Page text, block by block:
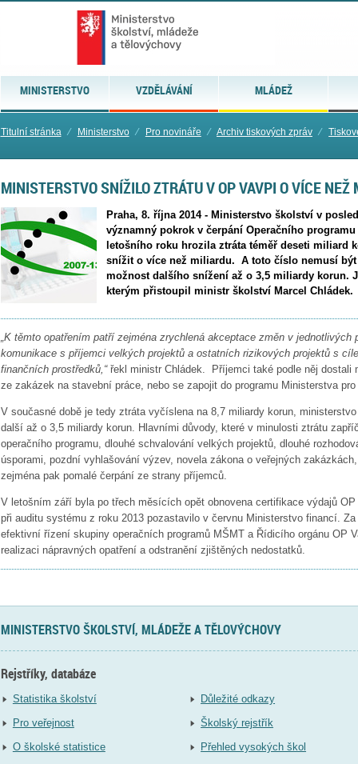
MINISTERSTVO VZDĚLÁVÁNÍ MLÁDEŽ
Titulní stránka ⁄ Ministerstvo ⁄ Pro novináře ⁄ Archiv tiskových zpráv ⁄
MINISTERSTVO SNÍŽILO ZTRÁTU V OP VAVPI O VÍCE NEŽ
Praha, 8. října 2014 - Ministerstvo školství v
významný pokrok v čerpání Operačního
letošního roku hrozila ztráta téměř deseti miliard
snížit o více než miliardu. A toto číslo nemusí být
možnost dalšího snížení až o 3,5 miliardy korun.
kterým přistoupil ministr školství Marcel Chládek.
„K těmto opatřením patří zejména zrychlená akceptace změn v jednotlivých
komunikace s příjemci velkých projektů a ostatních rizikových projektů s
finančních prostředků,“řekl ministr Chládek. Příjemci také podle něj dostali
ze zakázek na stavební práce, nebo se zapojit do programu Ministerstva
V současné době je tedy ztráta vyčíslena na 8,7 miliardy korun,
další až o 3,5 miliardy korun. Hlavními důvody, které v minulosti ztrátu
operačního programu, dlouhé schvalování velkých projektů, dlouhé
úsporami, pozdní vyhlašování výzev, novela zákona o veřejných
zejména pak pomalé čerpání ze strany příjemců.
V letošním září byla po třech měsících opět obnovena certifikace výdajů
při auditu systému z roku 2013 pozastavilo v červnu Ministerstvo financí.
efektivní řízení skupiny operačních programů MŠMT a Řídicího orgánu OP
realizaci nápravných opatření a odstranění zjištěných nedostatků.
MINISTERSTVO ŠKOLSTVÍ, MLÁDEŽE A TĚLOVÝCHOVY
Rejstříky, databáze
Statistika školství
Pro veřejnost
O školské statistice
Důležité odkazy
Školský rejstřík
Přehled vysokých škol